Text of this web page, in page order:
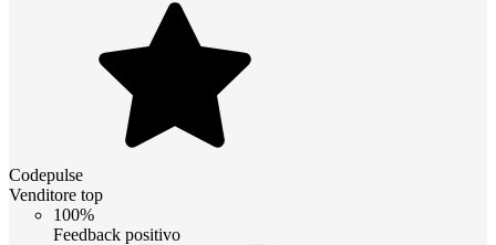
Codepulse
Venditore top
100%
Feedback positivo